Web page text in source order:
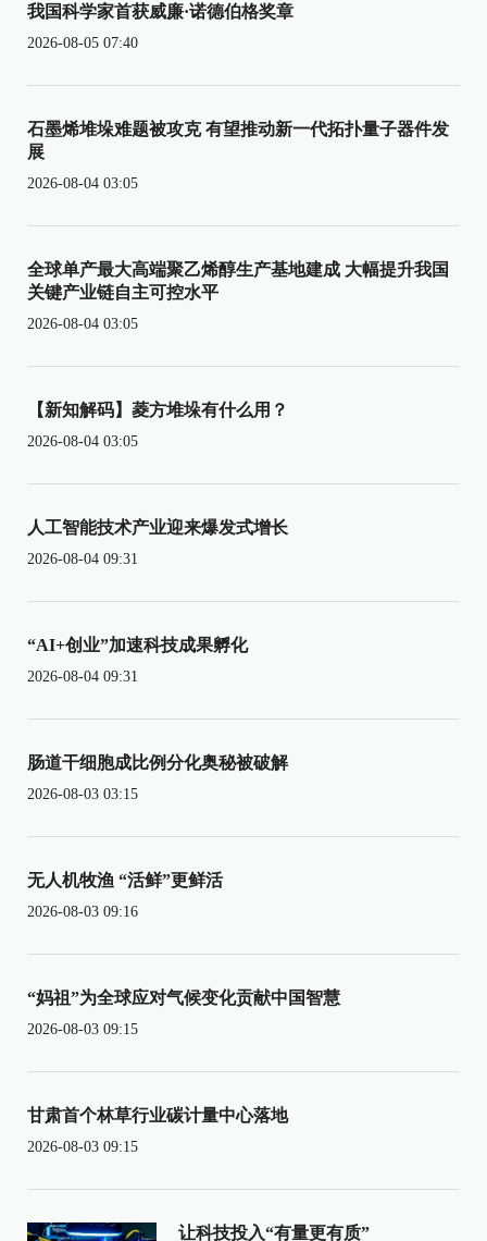
我国科学家首获威廉·诺德伯格奖章
2026-08-05 07:40
石墨烯堆垛难题被攻克 有望推动新一代拓扑量子器件发
展
2026-08-04 03:05
全球单产最大高端聚乙烯醇生产基地建成 大幅提升我国
关键产业链自主可控水平
2026-08-04 03:05
【新知解码】菱方堆垛有什么用？
2026-08-04 03:05
人工智能技术产业迎来爆发式增长
2026-08-04 09:31
“AI+创业”加速科技成果孵化
2026-08-04 09:31
肠道干细胞成比例分化奥秘被破解
2026-08-03 03:15
无人机牧渔 “活鲜”更鲜活
2026-08-03 09:16
“妈祖”为全球应对气候变化贡献中国智慧
2026-08-03 09:15
甘肃首个林草行业碳计量中心落地
2026-08-03 09:15
让科技投入“有量更有质”